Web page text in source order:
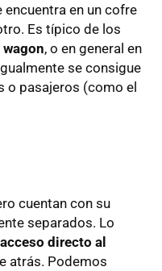
en un cofre
Es típico de los
, o en general en
se consigue
o pasajeros (como el
cuentan con su
separados. Lo
directo al
atrás. Podemos